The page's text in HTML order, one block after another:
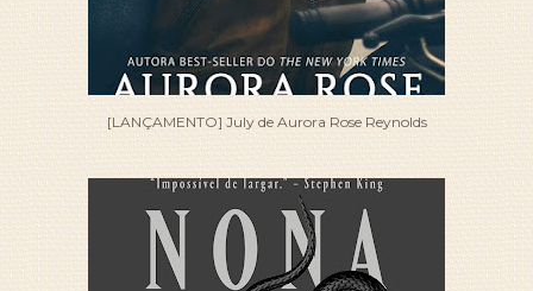
[LANÇAMENTO] July de Aurora Rose Reynolds